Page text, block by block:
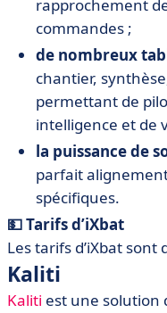
rapprochement
commandes ;
de nombreux
chantier,
permettant de
intelligence et de
la puissance de
parfait
spécifiques.
💵 Tarifs d’iXbat
Les tarifs d’iXbat sont
Kaliti
Kaliti est une solution